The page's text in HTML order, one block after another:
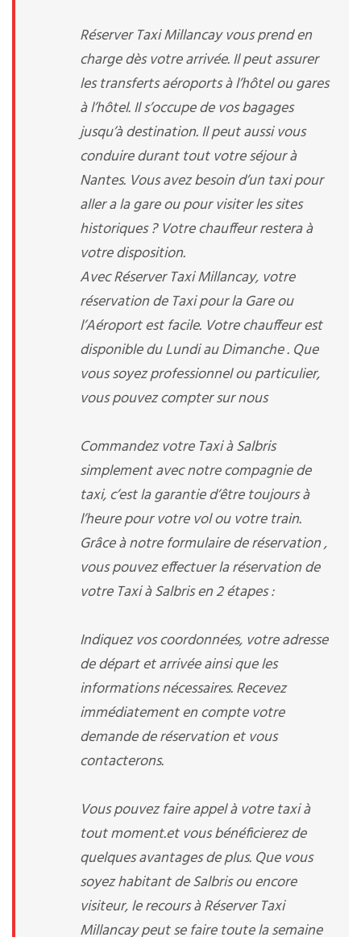
Réserver Taxi Millancay vous prend en
charge dès votre arrivée. Il peut assurer
les transferts aéroports à l’hôtel ou gares
à l’hôtel. Il s’occupe de vos bagages
jusqu’à destination. Il peut aussi vous
conduire durant tout votre séjour à
Nantes. Vous avez besoin d’un taxi pour
aller a la gare ou pour visiter les sites
historiques ? Votre chauffeur restera à
votre disposition.
Avec Réserver Taxi Millancay, votre
réservation de Taxi pour la Gare ou
l’Aéroport est facile. Votre chauffeur est
disponible du Lundi au Dimanche . Que
vous soyez professionnel ou particulier,
vous pouvez compter sur nous
Commandez votre Taxi à Salbris
simplement avec notre compagnie de
taxi, c’est la garantie d’être toujours à
l’heure pour votre vol ou votre train.
Grâce à notre formulaire de réservation ,
vous pouvez effectuer la réservation de
votre Taxi à Salbris en 2 étapes :
Indiquez vos coordonnées, votre adresse
de départ et arrivée ainsi que les
informations nécessaires. Recevez
immédiatement en compte votre
demande de réservation et vous
contacterons.
Vous pouvez faire appel à votre taxi à
tout moment.et vous bénéficierez de
quelques avantages de plus. Que vous
soyez habitant de Salbris ou encore
visiteur, le recours à Réserver Taxi
Millancay peut se faire toute la semaine